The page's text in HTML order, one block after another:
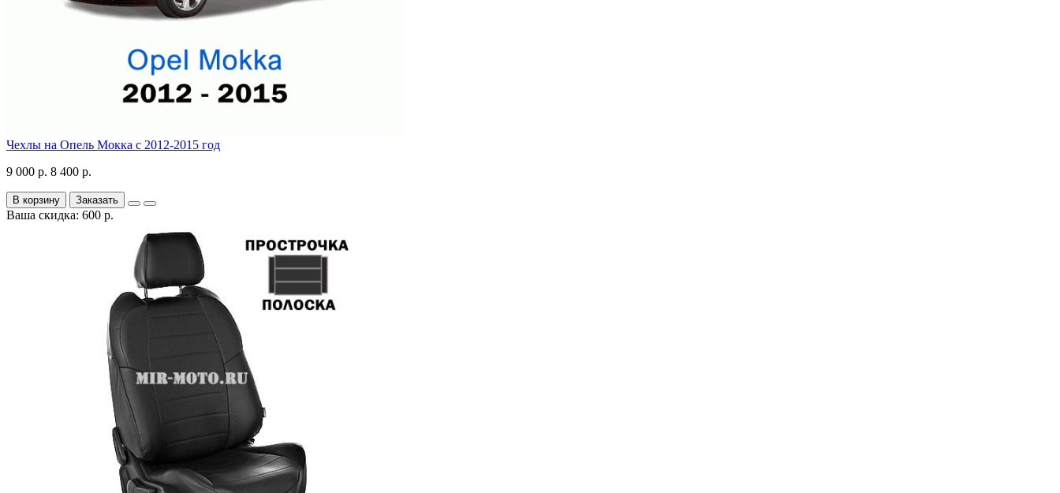
Чехлы на Опель Мокка с 2012-2015 год
9 000 р. 8 400 р.
В корзину Заказать
Ваша скидка: 600 р.